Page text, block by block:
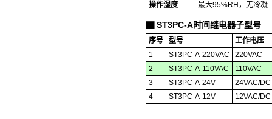
操作湿度
最大95%RH，无冷凝
ST3PC-A时间继电器子型号
序号 型号
工作电压
1
ST3PC-A-220VAC
220VAC
2
ST3PC-A-110VAC
110VAC
3
ST3PC-A-24V
24VAC/DC
4
ST3PC-A-12V 12VAC/DC